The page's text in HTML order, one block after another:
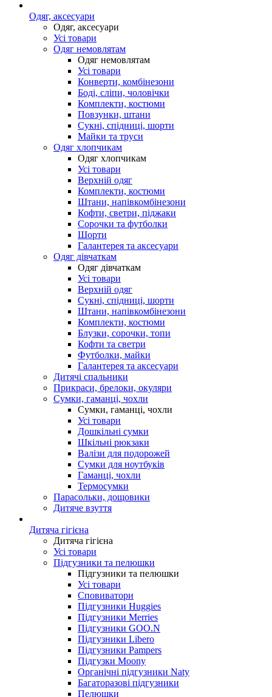
Одяг, аксесуари
Одяг, аксесуари
Усі товари
Одяг немовлятам
Одяг немовлятам
Усі товари
Конверти, комбінезони
Боді, сліпи, чоловічки
Комплекти, костюми
Повзунки, штани
Сукні, спідниці, шорти
Майки та труси
Одяг хлопчикам
Одяг хлопчикам
Усі товари
Верхній одяг
Комплекти, костюми
Штани, напівкомбінезони
Кофти, светри, піджаки
Сорочки та футболки
Шорти
Галантерея та аксесуари
Одяг дівчаткам
Одяг дівчаткам
Усі товари
Верхній одяг
Сукні, спідниці, шорти
Штани, напівкомбінезони
Комплекти, костюми
Блузки, сорочки, топи
Кофти та светри
Футболки, майки
Галантерея та аксесуари
Дитячі спальники
Прикраси, брелоки, окуляри
Сумки, гаманці, чохли
Сумки, гаманці, чохли
Усі товари
Дошкільні сумки
Шкільні рюкзаки
Валізи для подорожей
Сумки для ноутбуків
Гаманці, чохли
Термосумки
Парасольки, дощовики
Дитяче взуття
Дитяча гігієна
Дитяча гігієна
Усі товари
Підгузники та пелюшки
Підгузники та пелюшки
Усі товари
Сповиватори
Підгузники Huggies
Підгузники Merries
Підгузники GOO.N
Підгузники Libero
Підгузники Pampers
Підгузки Moony
Органічні підгузники Naty
Багаторазові підгузники
Пелюшки